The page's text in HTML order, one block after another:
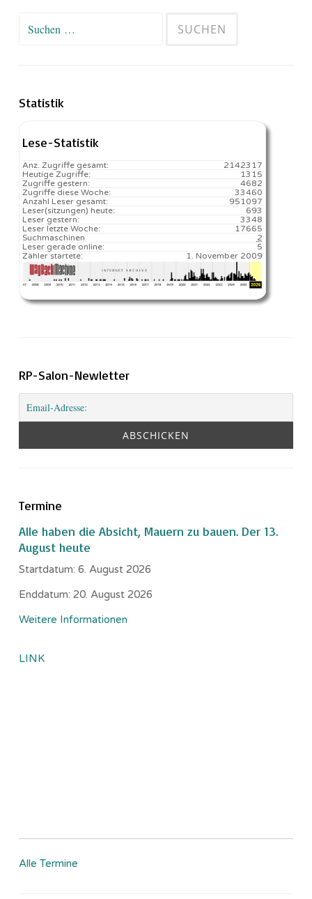
Suchen
Statistik
Lese-Statistik
2142317
Anz. Zugriffe gesamt:
1315
Heutige Zugriffe:
4682
Zugriffe gestern:
33460
Zugriffe diese Woche:
951097
Anzahl Leser gesamt:
693️
Leser(sitzungen) heute:
3348
Leser gestern:
17665️
Leser letzte Woche:
2
Suchmaschinen
5
Leser gerade online:
1. November 2009
Zähler startete:
RP-Salon-Newletter
Termine
Alle haben die Absicht, Mauern zu bauen. Der 13.
August heute
Startdatum: 6. August 2026
Enddatum: 20. August 2026
Weitere Informationen
LINK
Alle Termine